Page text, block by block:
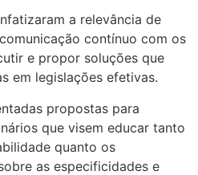
a relevância de
contínuo com os
e propor soluções que
em legislações efetivas.
propostas para
que visem educar tanto
quanto os
as especificidades e